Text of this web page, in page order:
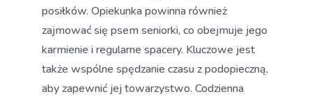
posiłków. Opiekunka powinna również
zajmować się psem seniorki, co obejmuje jego
karmienie i regularne spacery. Kluczowe jest
także wspólne spędzanie czasu z podopieczną,
aby zapewnić jej towarzystwo. Codzienna